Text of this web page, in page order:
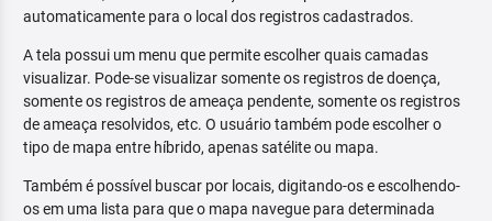
automaticamente para o local dos registros cadastrados.
A tela possui um menu que permite escolher quais camadas
visualizar. Pode-se visualizar somente os registros de doença,
somente os registros de ameaça pendente, somente os registros
de ameaça resolvidos, etc. O usuário também pode escolher o
tipo de mapa entre híbrido, apenas satélite ou mapa.
Também é possível buscar por locais, digitando-os e escolhendo-
os em uma lista para que o mapa navegue para determinada